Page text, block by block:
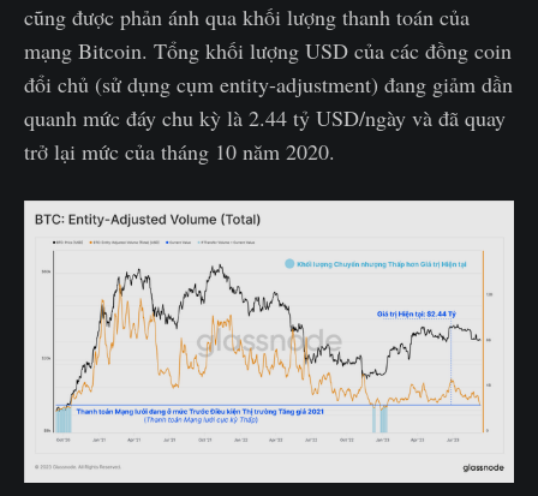
cũng được phản ánh qua khối lượng thanh toán của
mạng Bitcoin. Tổng khối lượng USD của các đồng coin
đổi chủ (sử dụng cụm entity-adjustment) đang giảm dần
quanh mức đáy chu kỳ là 2.44 tỷ USD/ngày và đã quay
trở lại mức của tháng 10 năm 2020.